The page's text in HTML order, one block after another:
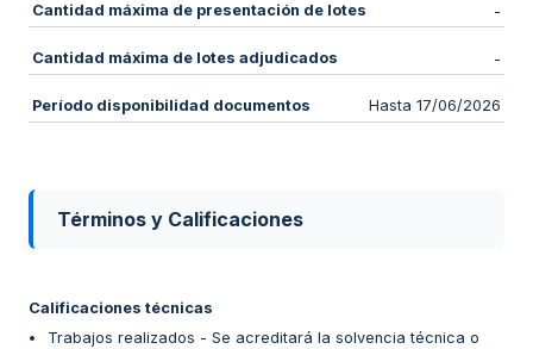
Cantidad máxima de presentación de lotes -
Cantidad máxima de lotes adjudicados -
Período disponibilidad documentos Hasta 17/06/2026
Términos y Calificaciones
Calificaciones técnicas
Trabajos realizados - Se acreditará la solvencia técnica o